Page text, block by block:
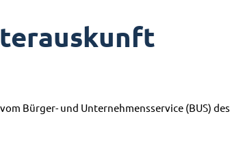
Bürger- und Unternehmensservice (BUS) des